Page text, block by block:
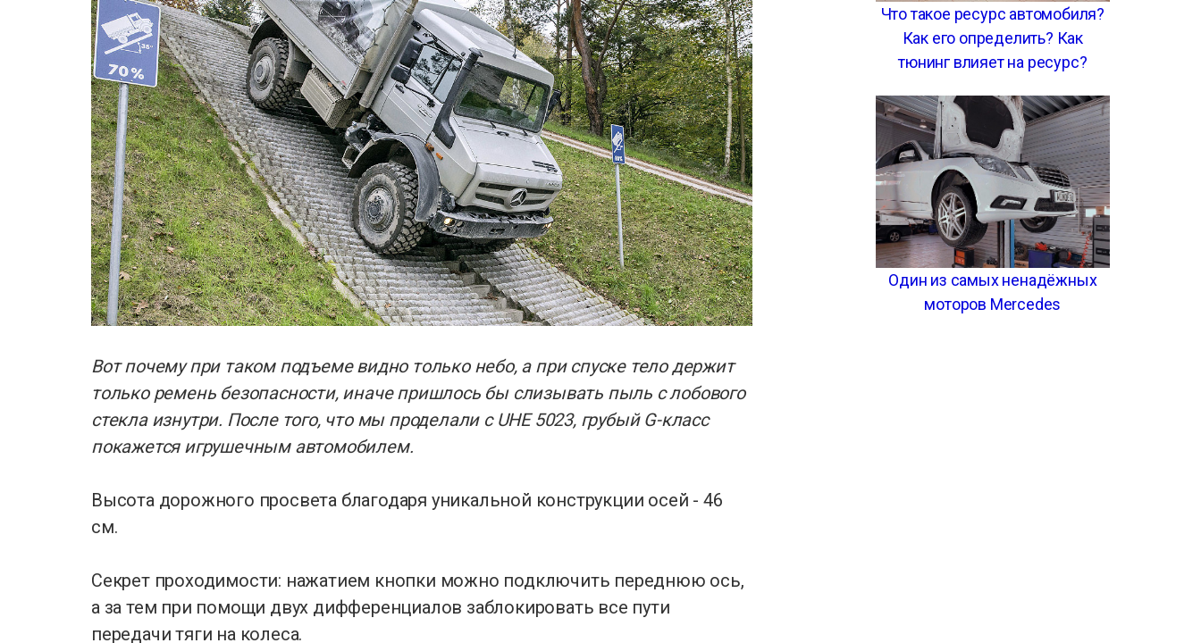
Вот почему при таком подъеме видно только небо, а при спуске тело держит
только ремень безопасности, иначе пришлось бы слизывать пыль с лобового
стекла изнутри. После того, что мы проделали с UHE 5023, грубый G-класс
покажется игрушечным автомобилем.
Высота дорожного просвета благодаря уникальной конструкции осей - 46
см.
Секрет проходимости: нажатием кнопки можно подключить переднюю ось,
а за тем при помощи двух дифференциалов заблокировать все пути
передачи тяги на колеса.
Что такое ресурс автомобиля?
Как его определить? Как
тюнинг влияет на ресурс?
Один из самых ненадёжных
моторов Mercedes